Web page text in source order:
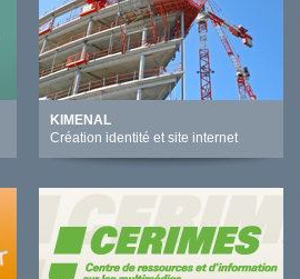
KIMENAL
Création identité et site internet